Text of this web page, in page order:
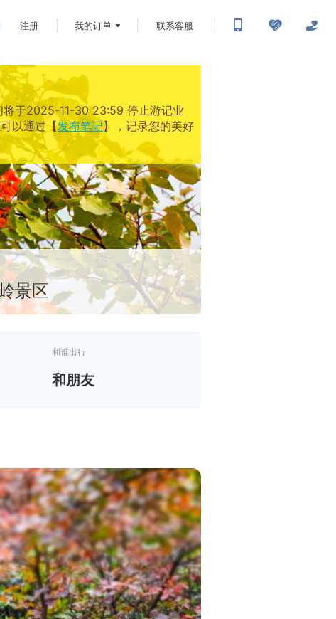
注册 我的订单 联系客服
将于2025-11-30 23:59 停止游记业
以通过【发布笔记】，记录您的美好
景区
和谁出行
和朋友